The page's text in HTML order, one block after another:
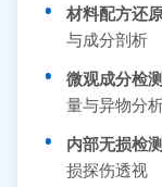
材料配方还
与成分剖析
微观成分检
量与异物分
内部无损检
损探伤透视